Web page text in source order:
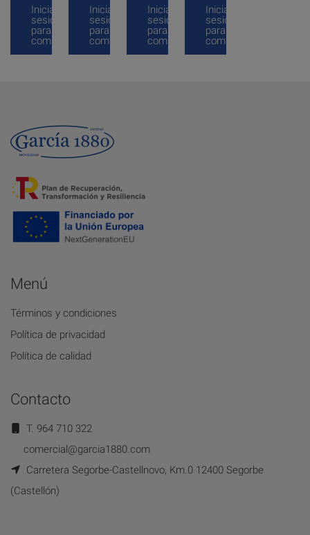
Inicia
sesión
para
comprar
Inicia
sesión
para
comprar
Inicia
sesión
para
comprar
Inicia
sesión
para
comprar
Menú
Términos y condiciones
Política de privacidad
Política de calidad
Contacto
T. 964 710 322
comercial@garcia1880.com
Carretera Segorbe-Castellnovo, Km.0 12400 Segorbe
(Castellón)